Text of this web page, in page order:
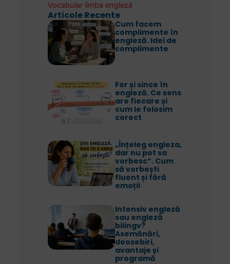
Vocabular limba engleză
Articole Recente
Cum facem
complimente în
engleză. Idei de
complimente
For și since în
engleză. Ce sens
are fiecare și
cum le folosim
corect
„Înțeleg engleza,
dar nu pot sa
vorbesc”. Cum
să vorbești
fluent și fără
emoții
Intensiv engleză
sau engleză
bilingv?
Asemănări,
deosebiri,
avantaje și
programă